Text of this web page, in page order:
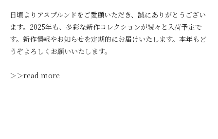
日頃よりアスプルンドをご愛顧いただき、誠にありがとうござい
ます。2025年も、多彩な新作コレクションが続々と入荷予定で
す。新作情報やお知らせを定期的にお届けいたします。本年もど
うぞよろしくお願いいたします。
＞＞read more